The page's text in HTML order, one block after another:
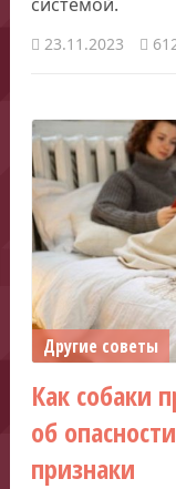
23.11.2023
Другие советы
Как собаки
об
признаки